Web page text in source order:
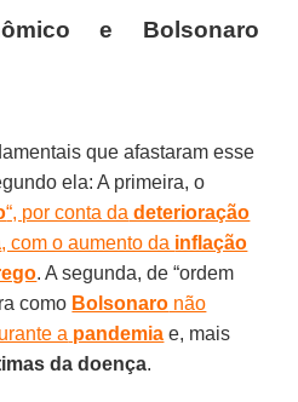
e Bolsonaro
que afastaram esse
ela: A primeira, o
“, por conta da deterioração
, com o aumento da inflação
. A segunda, de “ordem
como Bolsonaro não
a pandemia e, mais
da doença.